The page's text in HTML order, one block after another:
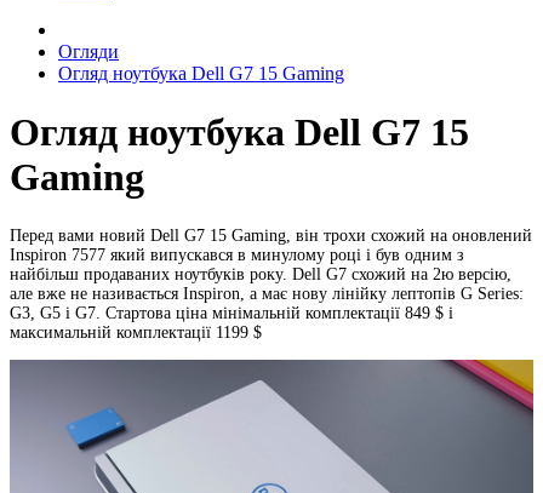
Огляди
Огляд ноутбука Dell G7 15 Gaming
Огляд ноутбука Dell G7 15
Gaming
Перед вами новий Dell G7 15 Gaming, він трохи схожий на оновлений
Inspiron 7577 який випускався в минулому році і був одним з
найбільш продаваних ноутбуків року. Dell G7 схожий на 2ю версію,
але вже не називається Inspiron, а має нову лінійку лептопів G Series:
G3, G5 і G7. Стартова ціна мінімальній комплектації 849 $ і
максимальній комплектації 1199 $